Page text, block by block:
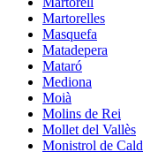
Martorelles
Masquefa
Matadepera
Mataró
Mediona
Moià
Molins de Rei
Mollet del Vallès
Monistrol de